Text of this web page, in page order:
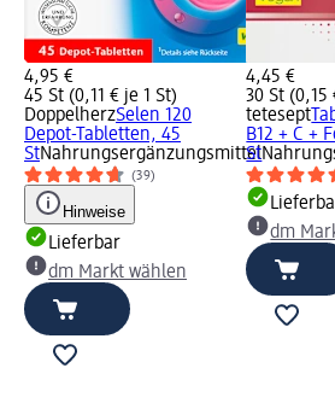
4,95 €
45 St (0,11 € je 1 St)
DoppelherzSelen 120
Depot-Tabletten, 45
StNahrungsergänzungsmittel
(39)
Hinweise
Lieferbar
dm Markt wählen
4,45 €
30 St (0,15
tetesept
B12 + C +
St
dm